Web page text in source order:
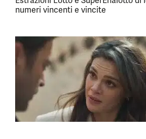
numeri vincenti e vincite